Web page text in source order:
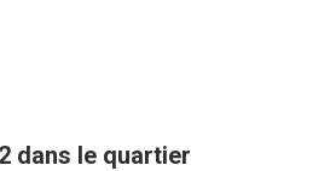
dans le quartier